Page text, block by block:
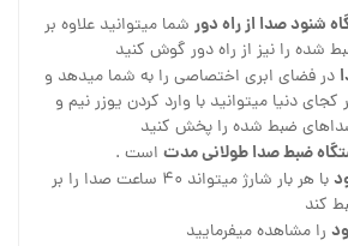
شنود صدا از راه دور شما میتوانید علاوه بر
شده را نیز از راه دور گوش کنید
در فضای ابری اختصاصی را به شما میدهد و
دنیا میتوانید با وارد کردن یوزر نیم و
ضبط شده را پخش کنید
ضبط صدا طولانی مدت است .
با هر بار شارژ میتواند ۴۰ ساعت صدا را بر
را مشاهده میفرمایید